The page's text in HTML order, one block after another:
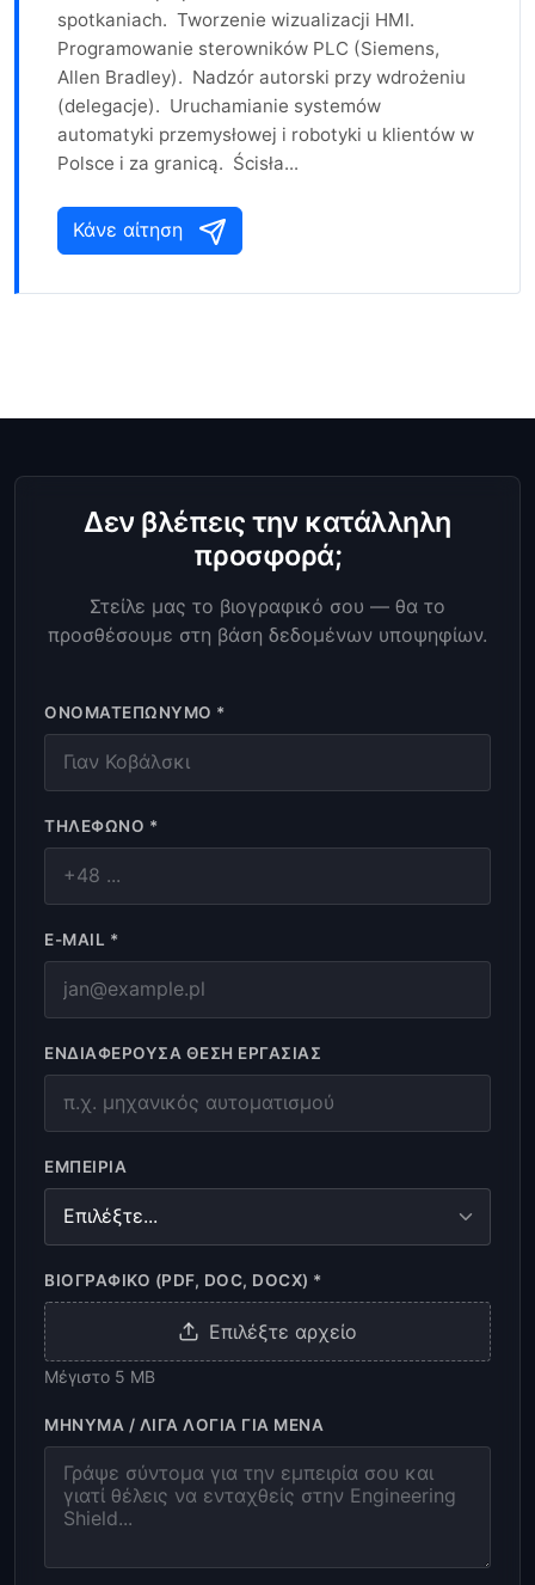
spotkaniach. Tworzenie wizualizacji HMI.
Programowanie sterowników PLC (Siemens,
Allen Bradley). Nadzór autorski przy wdrożeniu
(delegacje). Uruchamianie systemów
automatyki przemysłowej i robotyki u klientów w
Polsce i za granicą. Ścisła...
Κάνε αίτηση
Δεν βλέπεις την κατάλληλη
προσφορά;
Στείλε μας το βιογραφικό σου — θα το
προσθέσουμε στη βάση δεδομένων υποψηφίων.
ΟΝΟΜΑΤΕΠΏΝΥΜΟ *
ΤΗΛΈΦΩΝΟ *
E-MAIL *
ΕΝΔΙΑΦΈΡΟΥΣΑ ΘΈΣΗ ΕΡΓΑΣΊΑΣ
ΕΜΠΕΙΡΊΑ
ΒΙΟΓΡΑΦΙΚΌ (PDF, DOC, DOCX) *
Επιλέξτε αρχείο
Μέγιστο 5 MB
ΜΉΝΥΜΑ / ΛΊΓΑ ΛΌΓΙΑ ΓΙΑ ΜΈΝΑ